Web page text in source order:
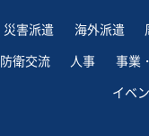
災害派遣 海外派遣
防衛交流
人事 事業
イベ